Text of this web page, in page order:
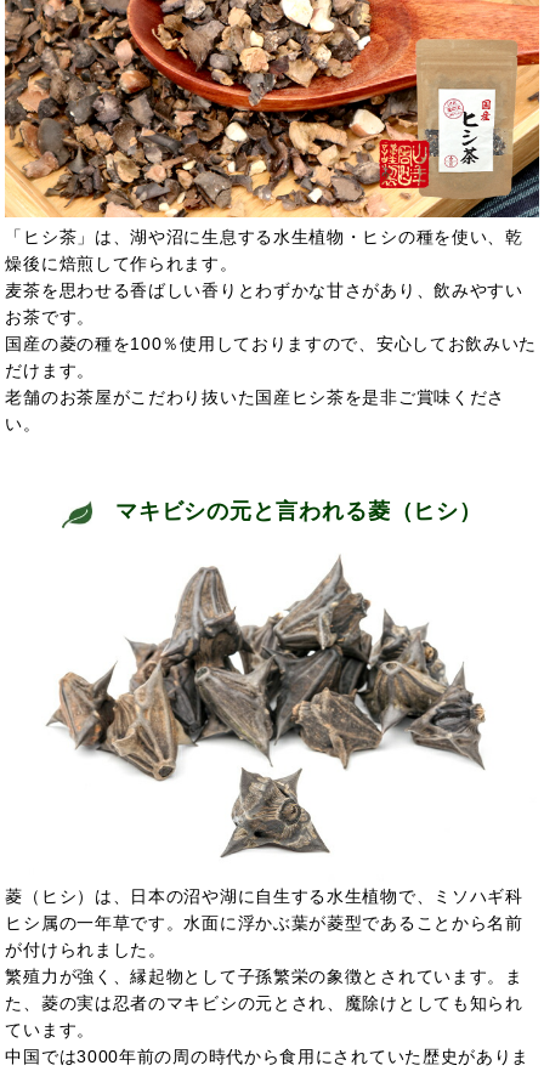
「ヒシ茶」は、湖や沼に生息する水生植物・ヒシの種を使い、乾
燥後に焙煎して作られます。
麦茶を思わせる香ばしい香りとわずかな甘さがあり、飲みやすい
お茶です。
国産の菱の種を100％使用しておりますので、安心してお飲みいた
だけます。
老舗のお茶屋がこだわり抜いた国産ヒシ茶を是非ご賞味くださ
い。
マキビシの元と言われる菱（ヒシ）
菱（ヒシ）は、日本の沼や湖に自生する水生植物で、ミソハギ科
ヒシ属の一年草です。水面に浮かぶ葉が菱型であることから名前
が付けられました。
繁殖力が強く、縁起物として子孫繁栄の象徴とされています。ま
た、菱の実は忍者のマキビシの元とされ、魔除けとしても知られ
ています。
中国では3000年前の周の時代から食用にされていた歴史がありま